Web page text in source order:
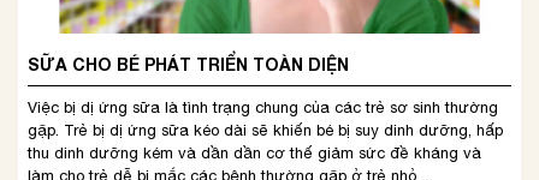
SỮA CHO BÉ PHÁT TRIỂN TOÀN DIỆN
Việc bị dị ứng sữa là tình trạng chung của các trẻ sơ sinh thường
gặp. Trẻ bị dị ứng sữa kéo dài sẽ khiến bé bị suy dinh dưỡng, hấp
thu dinh dưỡng kém và dần dần cơ thế giảm sức đề kháng và
làm cho trẻ dễ bị mắc các bệnh thường gặp ở trẻ nhỏ ...